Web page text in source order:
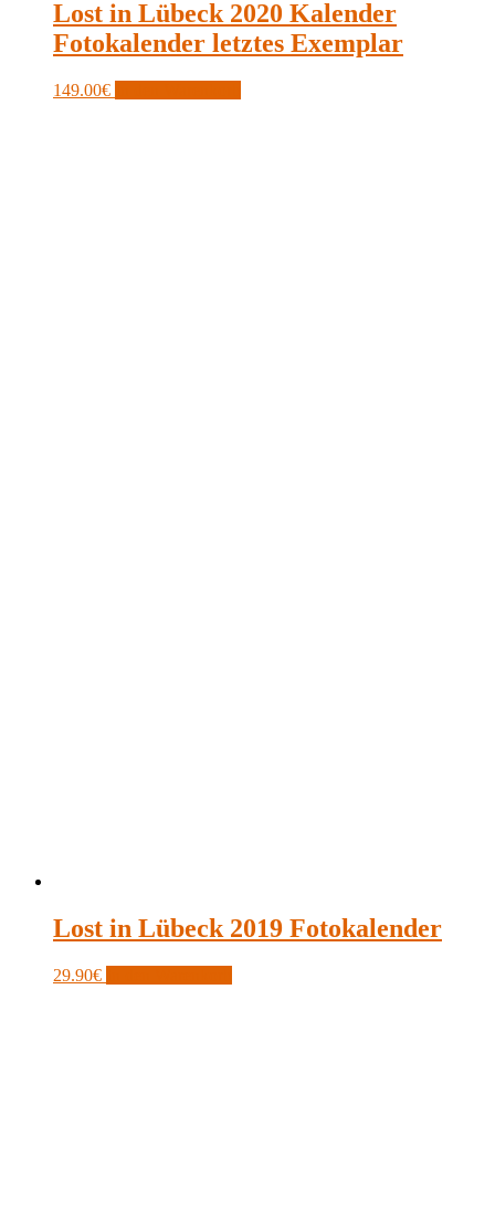
Lost in Lübeck 2020 Kalender
Fotokalender letztes Exemplar
149.00€
Lost in Lübeck 2019 Fotokalender
29.90€